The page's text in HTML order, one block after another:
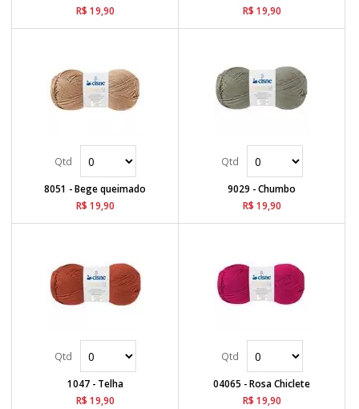
R$ 19,90
R$ 19,90
8051 - Bege queimado
R$ 19,90
9029 - Chumbo
R$ 19,90
1047 - Telha
R$ 19,90
04065 - Rosa Chiclete
R$ 19,90